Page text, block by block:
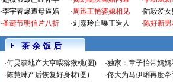
·李宇春爆遭母逼婚
·圣诞节明信片八折
·周迅王艳婆媳相见
·刘嘉玲自曝正造人
·陆毅爱
·陈好新
茶 余 饭 后
·何炅获地产大亨喂猕猴桃(图) ·独家：章子怡带妈妈
·陈慧琳产后恢复好身材(图) ·佟大为马伊琍再度牵